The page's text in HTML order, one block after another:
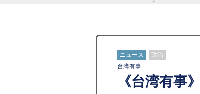
ニュース 政治
台湾有事
《台湾有事